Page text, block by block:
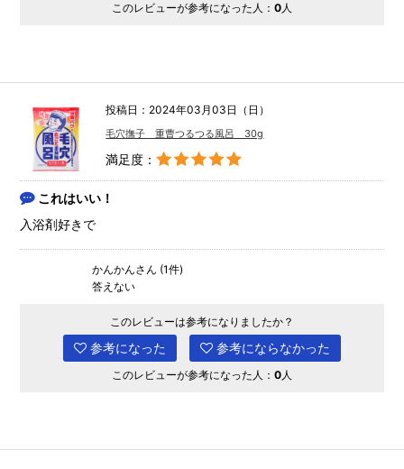
このレビューが参考になった人： 0人
投稿日：2024年03月03日（日）
毛穴撫子 重曹つるつる風呂 30g
満足度：
これはいい！
入浴剤好きで
かんかんさん (1件)
答えない
このレビューは参考になりましたか？
参考になった 参考にならなかった
このレビューが参考になった人： 0人